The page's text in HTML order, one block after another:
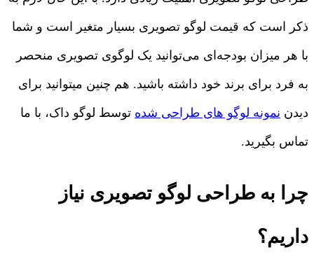
ذکر است که قیمت لوگو تصویری بسیار متغیر است و شما
با هر میزان بودجه‌ای می‌توانید یک لوگوی تصویری منحصر
به فرد برای برند خود داشته باشید. هم چنین میتوانید برای
دیدن نمونه لوگو های طراحی شده توسط لوگو داک، با ما
تماس بگیرید.
چرا به طراحی لوگو تصویری نیاز
داریم؟